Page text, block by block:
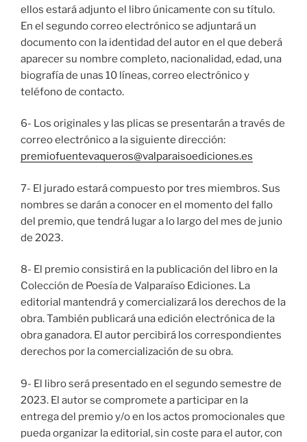
ellos estará adjunto el libro únicamente con su título.
En el segundo correo electrónico se adjuntará un
documento con la identidad del autor en el que deberá
aparecer su nombre completo, nacionalidad, edad, una
biografía de unas 10 líneas, correo electrónico y
teléfono de contacto.
6- Los originales y las plicas se presentarán a través de
correo electrónico a la siguiente dirección:
premiofuentevaqueros@valparaisoediciones.es
7- El jurado estará compuesto por tres miembros. Sus
nombres se darán a conocer en el momento del fallo
del premio, que tendrá lugar a lo largo del mes de junio
de 2023.
8- El premio consistirá en la publicación del libro en la
Colección de Poesía de Valparaíso Ediciones. La
editorial mantendrá y comercializará los derechos de la
obra. También publicará una edición electrónica de la
obra ganadora. El autor percibirá los correspondientes
derechos por la comercialización de su obra.
9- El libro será presentado en el segundo semestre de
2023. El autor se compromete a participar en la
entrega del premio y/o en los actos promocionales que
pueda organizar la editorial, sin coste para el autor, con